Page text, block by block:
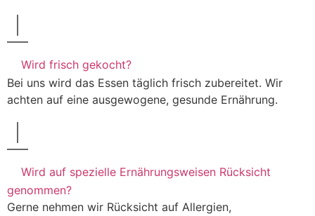
Wird frisch gekocht?
Bei uns wird das Essen täglich frisch zubereitet. Wir
achten auf eine ausgewogene, gesunde Ernährung.
Wird auf spezielle Ernährungsweisen Rücksicht
genommen?
Gerne nehmen wir Rücksicht auf Allergien,